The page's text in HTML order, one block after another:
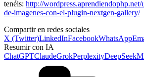
tenéis: http://
de-imagenes-con-el-plugin-nextgen-gallery/
Compartir en redes sociales
X (Twitter)LinkedInFacebookWhatsApp
Resumir con IA
ChatGPTClaudeGrokPerplexityDeepSeek